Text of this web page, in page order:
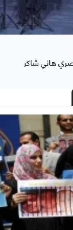
هاني شاكر